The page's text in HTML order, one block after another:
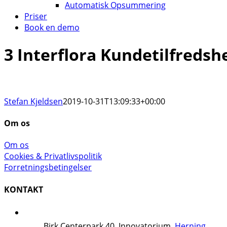
Automatisk Opsummering
Priser
Book en demo
3 Interflora
Stefan Kjeldsen2019-10-31T13:09:33+00:00
Om os
Om os
Cookies & Privatlivspolitik
Forretningsbetingelser
KONTAKT